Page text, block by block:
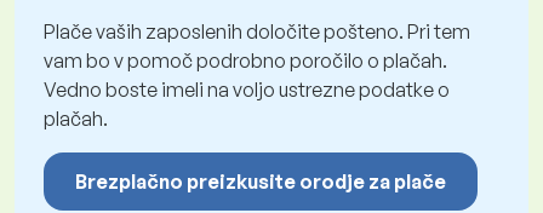
Plače vaših zaposlenih določite pošteno. Pri tem
vam bo v pomoč podrobno poročilo o plačah.
Vedno boste imeli na voljo ustrezne podatke o
plačah.
Brezplačno preizkusite orodje za plače